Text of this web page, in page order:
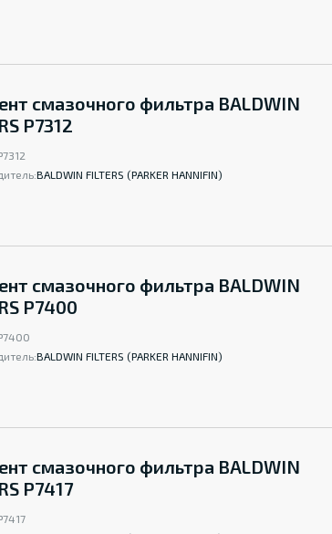
смазочного фильтра BALDWIN
P7312
BALDWIN FILTERS (PARKER HANNIFIN)
смазочного фильтра BALDWIN
P7400
BALDWIN FILTERS (PARKER HANNIFIN)
смазочного фильтра BALDWIN
P7417